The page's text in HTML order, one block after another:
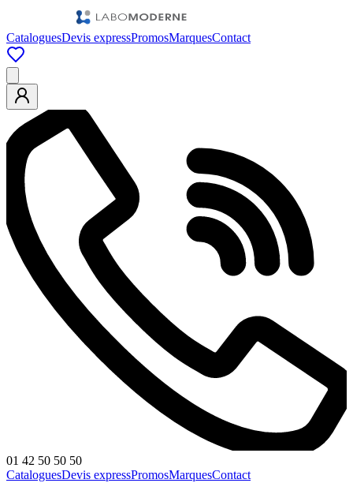
CataloguesDevis expressPromosMarquesContact
01 42 50 50 50
CataloguesDevis expressPromosMarquesContact